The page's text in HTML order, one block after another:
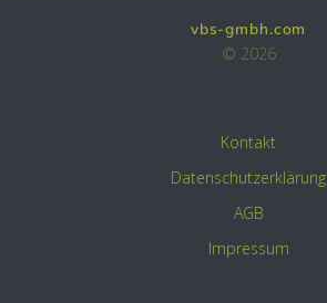
vbs-gmbh.com
© 2026
Kontakt
Datenschutzerklärung
AGB
Impressum